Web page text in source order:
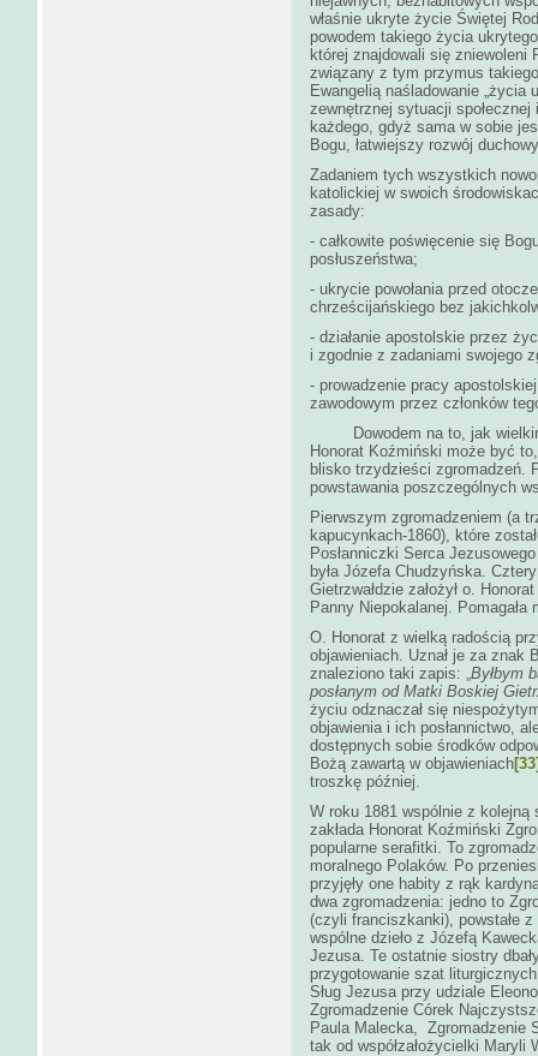
właśnie ukryte życie Świętej
powodem takiego życia
której znajdowali się
związany z tym przymus
Ewangelią naśladowanie
zewnętrznej sytuacji
każdego, gdyż sama w sobie
Bogu, łatwiejszy rozwój
Zadaniem tych wszystkich
katolickiej w swoich
zasady:
- całkowite poświęcenie się
posłuszeństwa;
- ukrycie powołania przed
chrześcijańskiego bez
- działanie apostolskie przez
i zgodnie z zadaniami swojego
- prowadzenie pracy
zawodowym przez członków
Dowodem na to, jak wielkim
Honorat Koźmiński może być
blisko trzydzieści zgromadzeń.
powstawania poszczególnych
Pierwszym zgromadzeniem (a
kapucynkach-1860), które
Posłanniczki Serca
była Józefa Chudzyńska.
Gietrzwałdzie założył o.
Panny Niepokalanej.
O. Honorat z wielką radością
objawieniach. Uznał je za znak
znaleziono taki zapis: „Byłbym
posłanym od Matki Boskiej
życiu odznaczał się
objawienia i ich posłannictwo,
dostępnych sobie środków
Bożą zawartą w objawieniach
troszkę później.
W roku 1881 wspólnie z kolejną
zakłada Honorat Koźmiński
popularne serafitki. To
moralnego Polaków. Po
przyjęły one habity z rąk
dwa zgromadzenia: jedno to
(czyli franciszkanki), powstałe
wspólne dzieło z Józefą
Jezusa. Te ostatnie siostry
przygotowanie szat
Sług Jezusa przy udziale
Zgromadzenie Córek
Paula Malecka, Zgromadzenie
tak od współzałożycielki Maryli